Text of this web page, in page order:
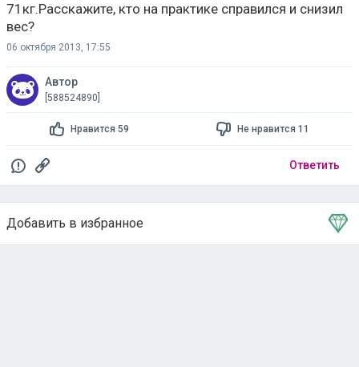
71кг.Расскажите, кто на практике справился и снизил
вес?
06 октября 2013, 17:55
Автор
[588524890]
Нравится 59 Не нравится 11
Ответить
Добавить в избранное
Тема в избранном